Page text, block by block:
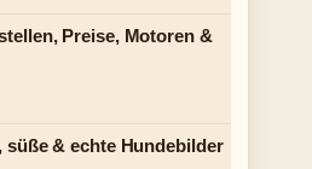
Preise, Motoren &
& echte Hundebilder